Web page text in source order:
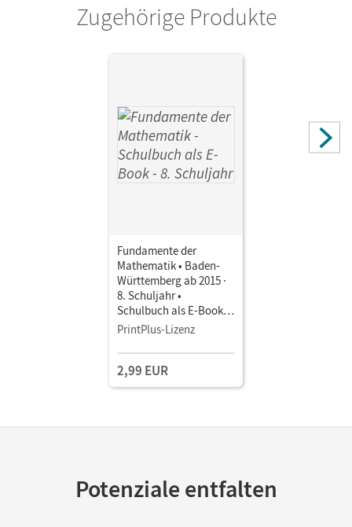
Zugehörige Produkte
Fundamente der
Mathematik • Baden-
Württemberg ab 2015 ·
8. Schuljahr •
Schulbuch als E-Book
Mit Medien
PrintPlus-Lizenz
2,99 EUR
Potenziale entfalten